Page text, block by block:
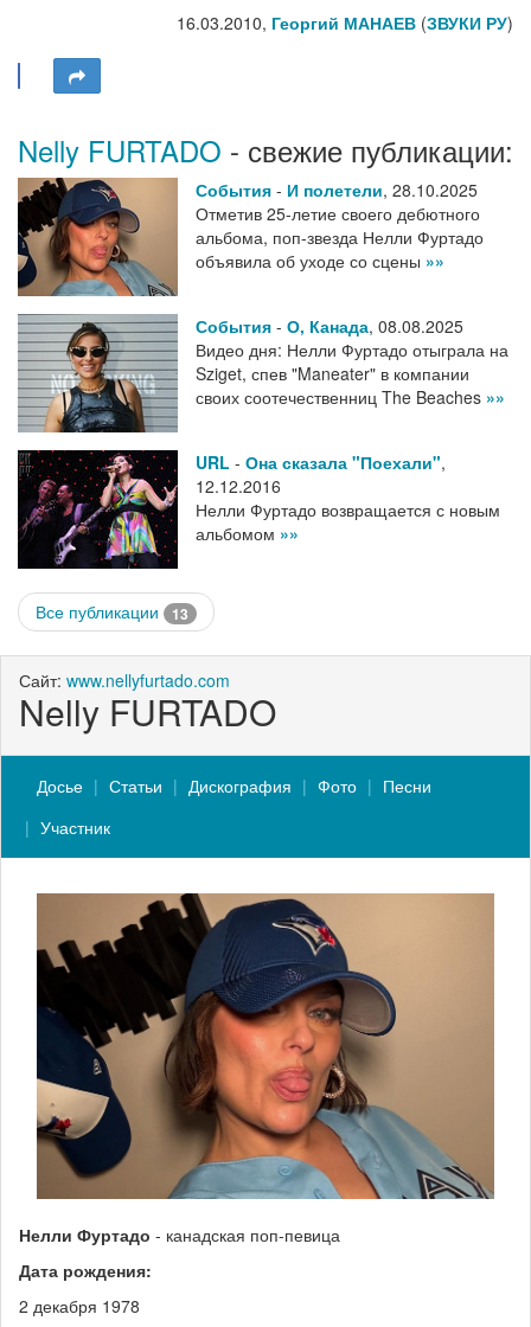
16.03.2010, Георгий МАНАЕВ (ЗВУКИ РУ)
Nelly FURTADO - свежие публикации:
События - И полетели, 28.10.2025
Отметив 25-летие своего дебютного
альбома, поп-звезда Нелли Фуртадо
объявила об уходе со сцены »»
События - О, Канада, 08.08.2025
Видео дня: Нелли Фуртадо отыграла на
Sziget, спев "Maneater" в компании
своих соотечественниц The Beaches »»
URL - Она сказала "Поехали",
12.12.2016
Нелли Фуртадо возвращается с новым
альбомом »»
Все публикации 13
Сайт: www.nellyfurtado.com
Nelly FURTADO
Досье Статьи Дискография Фото
Песни
Участник
Нелли Фуртадо - канадская поп-певица
Дата рождения:
2 декабря 1978